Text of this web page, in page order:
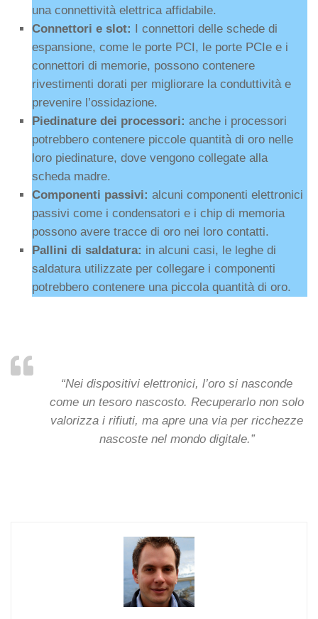
una connettività elettrica affidabile.
Connettori e slot:
I connettori delle schede di
espansione, come le porte PCI, le porte PCIe e i
connettori di memorie, possono contenere
rivestimenti dorati per migliorare la conduttività e
prevenire l’ossidazione.
Piedinature dei processori: anche i processori
potrebbero contenere piccole quantità di oro nelle
loro piedinature, dove vengono collegate alla
scheda madre.
Componenti passivi: alcuni componenti elettronici
passivi come i condensatori e i chip di memoria
possono avere tracce di oro nei loro contatti.
Pallini di saldatura: in alcuni casi, le leghe di
saldatura utilizzate per collegare i componenti
potrebbero contenere una piccola quantità di oro.
“Nei dispositivi elettronici, l’oro si nasconde
come un tesoro nascosto. Recuperarlo non solo
valorizza i rifiuti, ma apre una via per ricchezze
nascoste nel mondo digitale.”